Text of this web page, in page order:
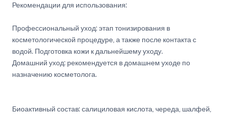
Рекомендации для использования:
Профессиональный уход: этап тонизирования в
косметологической процедуре, а также после контакта с
водой. Подготовка кожи к дальнейшему уходу.
Домашний уход: рекомендуется в домашнем уходе по
назначению косметолога.
Биоактивный состав: салициловая кислота, череда, шалфей,